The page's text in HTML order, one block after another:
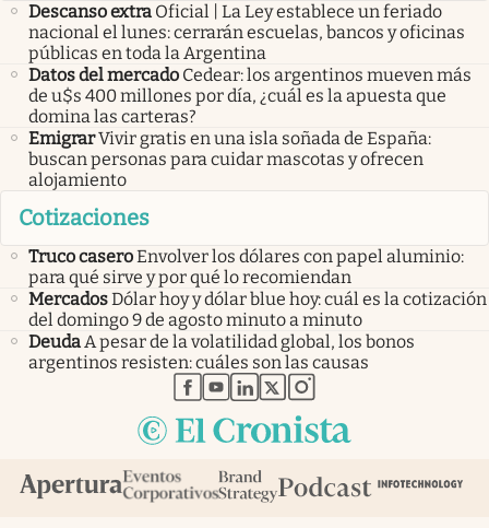
Descanso extra Oficial | La Ley establece un feriado
nacional el lunes: cerrarán escuelas, bancos y oficinas
públicas en toda la Argentina
Datos del mercado Cedear: los argentinos mueven más
de u$s 400 millones por día, ¿cuál es la apuesta que
domina las carteras?
EmigrarVivir gratis en una isla soñada de España:
buscan personas para cuidar mascotas y ofrecen
alojamiento
Cotizaciones
Truco caseroEnvolver los dólares con papel aluminio:
para qué sirve y por qué lo recomiendan
MercadosDólar hoy y dólar blue hoy: cuál es la cotización
del domingo 9 de agosto minuto a minuto
Deuda A pesar de la volatilidad global, los bonos
argentinos resisten: cuáles son las causas
abre en nueva pestaña
abre en nueva pestaña
abre en nueva pestaña
abre en nueva pestaña
abre en nueva pestaña